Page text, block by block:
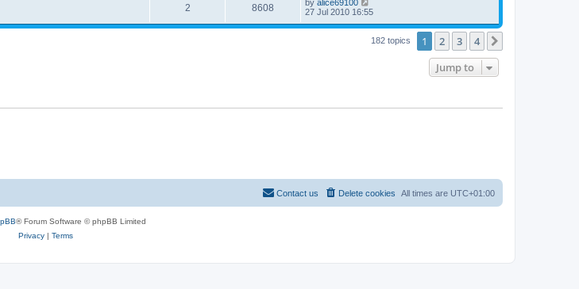
2 8608 by alice69100
27 Jul 2010 16:55
182 topics 1 2 3 4
Jump to
All times are UTC+01:00
Delete cookies
Contact us
® Forum Software © phpBB Limited
Privacy| Terms